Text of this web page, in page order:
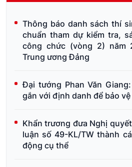
Thông báo danh sách thí
chuẩn tham dự kiểm tra,
công chức (vòng 2) năm
Trung ương Đảng
Đại tướng Phan Văn
gắn với định danh để bảo
Khẩn trương đưa Nghị
luận số 49-KL/TW thành
động cụ thể